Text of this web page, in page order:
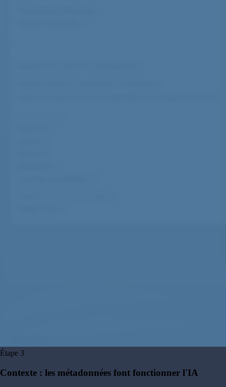
Étape 3
Contexte : les métadonnées font fonctionner l'IA